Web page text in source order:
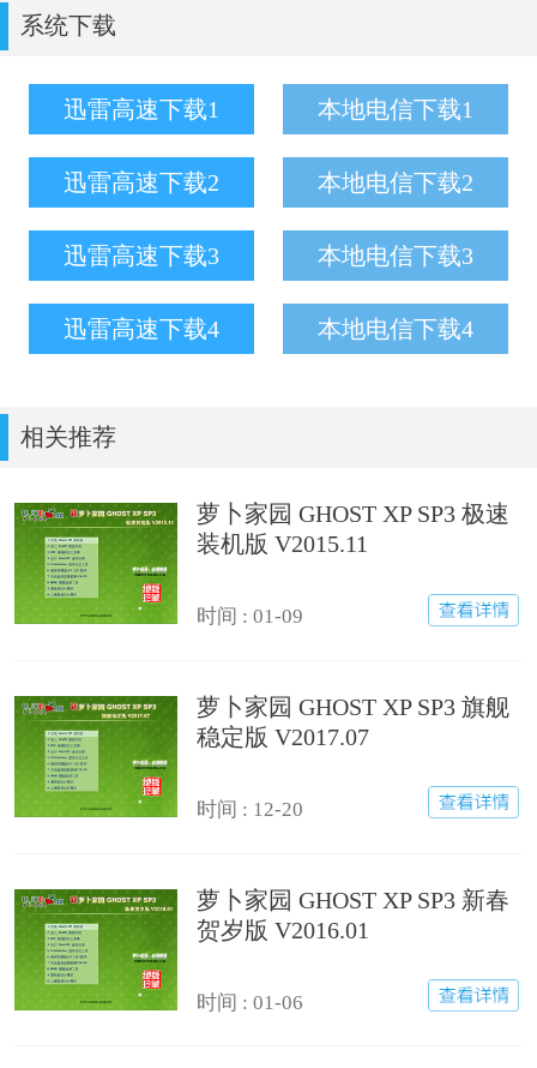
系统下载
迅雷高速下载1
迅雷高速下载2
迅雷高速下载3
迅雷高速下载4
本地电信下载1
本地电信下载2
本地电信下载3
本地电信下载4
相关推荐
萝卜家园 GHOST XP SP3 极速
装机版 V2015.11
时间 : 01-09
萝卜家园 GHOST XP SP3 旗舰
稳定版 V2017.07
时间 : 12-20
萝卜家园 GHOST XP SP3 新春
贺岁版 V2016.01
时间 : 01-06